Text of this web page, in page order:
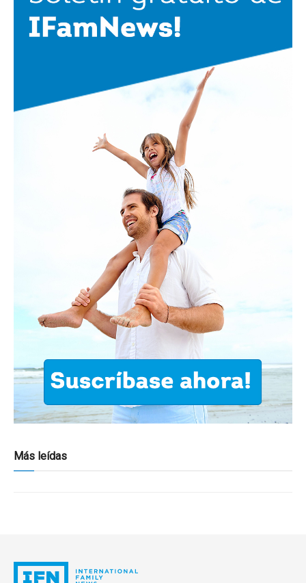
Más leídas